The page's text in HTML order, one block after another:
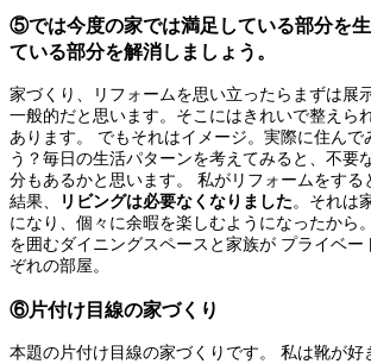
⑤では今度の家では満足している部分を
ている部分を解消しましょう。
家づくり、リフォームを思い立ったらまずは展
一般的だと思います。そこにはきれいで整えら
あります。 でもそれはイメージ。実際に住んで
う？毎日の生活パターンを考えてみると、不要
分もあるかと思います。 私がリフォームをする
結果、
リビングは必要なくなりました。それは
になり、個々に余暇を楽しむようになったから
を囲むダイニングスペースと家族が プライベー
ぞれの部屋。
⑥片付け目線の家づくり
本題の片付け目線の家づくりです。 私は靴が好